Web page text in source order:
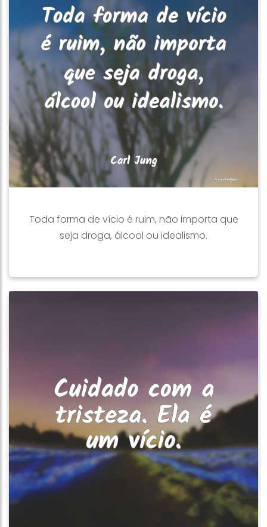
Toda forma de vício é ruim, não importa que
seja droga, álcool ou idealismo.